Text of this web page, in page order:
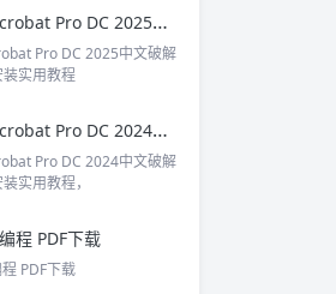
Adobe Acrobat Pro DC 2025中文破解版下载及安装实用教程
Pro DC 2025中文破解
实用教程
Adobe Acrobat Pro DC 2024中文破解版下载及安装实用教程
Pro DC 2024中文破解
实用教程，
程 PDF下载
PDF下载